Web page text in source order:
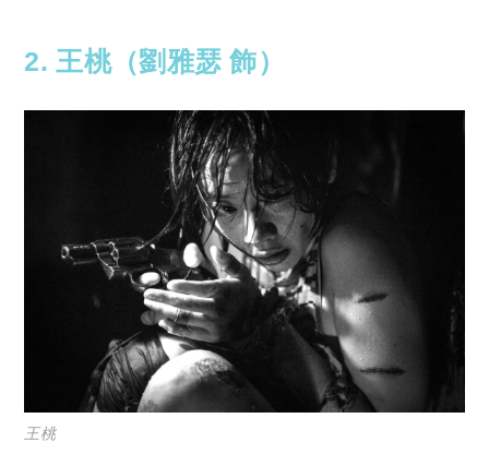
2. 王桃（劉雅瑟 飾）
王桃